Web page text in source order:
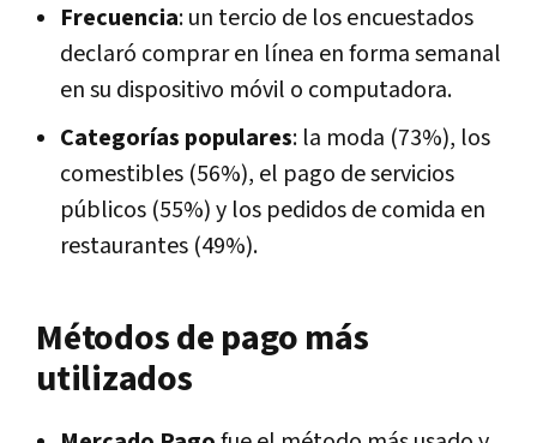
Frecuencia: un tercio de los encuestados
declaró comprar en línea en forma semanal
en su dispositivo móvil o computadora.
Categorías populares: la moda (73%), los
comestibles (56%), el pago de servicios
públicos (55%) y los pedidos de comida en
restaurantes (49%).
Métodos de pago más
utilizados